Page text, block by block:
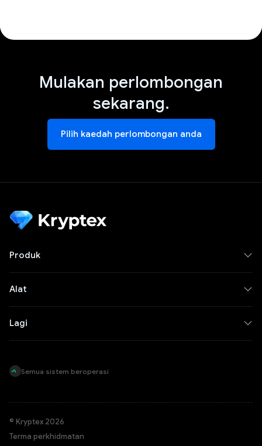
Mulakan perlombongan
sekarang.
Pilih kaedah perlombongan anda
Produk
Alat
Lagi
Semua sistem beroperasi
© Kryptex 2026
Terma perkhidmatan